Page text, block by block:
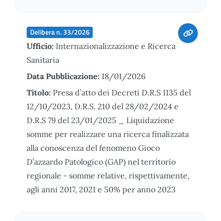
Delibera n. 33/2026
Ufficio: Internazionalizzazione e Ricerca
Sanitaria
Data Pubblicazione: 18/01/2026
Titolo: Presa d’atto dei Decreti D.R.S 1135 del
12/10/2023, D.R.S. 210 del 28/02/2024 e
D.R.S 79 del 23/01/2025 _ Liquidazione
somme per realizzare una ricerca finalizzata
alla conoscenza del fenomeno Gioco
D’azzardo Patologico (GAP) nel territorio
regionale - somme relative, rispettivamente,
agli anni 2017, 2021 e 50% per anno 2023